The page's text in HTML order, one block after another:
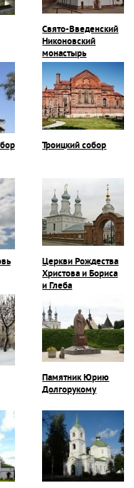
Свято-Введенский
Никоновский
монастырь
Троицкий собор
Церкви Рождества
Христова и Бориса
и Глеба
Памятник Юрию
Долгорукому